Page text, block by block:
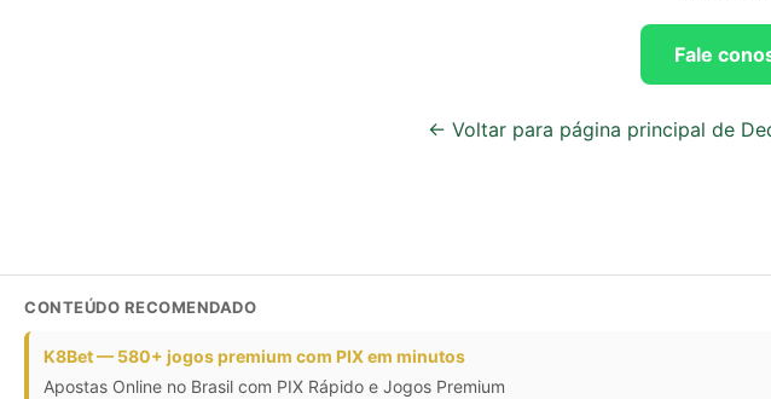
Fale
← Voltar para página principal de
CONTEÚDO RECOMENDADO
K8Bet — 580+ jogos premium com PIX em minutos
Apostas Online no Brasil com PIX Rápido e Jogos Premium